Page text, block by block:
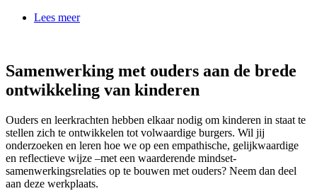
Lees meer
Samenwerking met ouders aan de brede
ontwikkeling van kinderen
Ouders en leerkrachten hebben elkaar nodig om kinderen in staat te
stellen zich te ontwikkelen tot volwaardige burgers. Wil jij
onderzoeken en leren hoe we op een empathische, gelijkwaardige
en reflectieve wijze –met een waarderende mindset-
samenwerkingsrelaties op te bouwen met ouders? Neem dan deel
aan deze werkplaats.